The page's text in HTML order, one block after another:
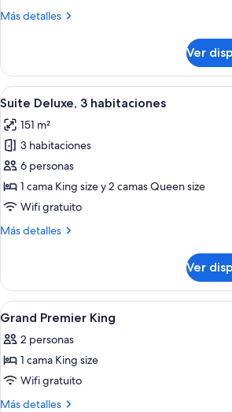
habitaciones
Más detalles
Más
Deluxe,
habitaciones
Ver
Ver
todas
las
fotos
de
Suite
Deluxe,
habitaciones
Una
8
Suite Deluxe, 3 habitaciones
151 m²
3 habitaciones
6 personas
1 cama King size y 2 camas Queen size
Wifi gratuito
Más detalles
Más
Deluxe,
habitaciones
Ver
Ver
todas
las
fotos
de
Grand
Ropa de
5
Grand Premier King
2 personas
1 cama King size
Wifi gratuito
Más detalles
Más